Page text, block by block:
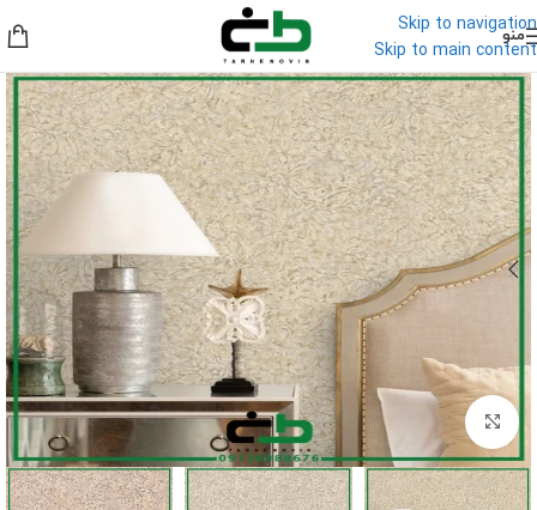
Skip to navigation
Skip to main content
منو
برای بزرگنمایی کلیک کنید